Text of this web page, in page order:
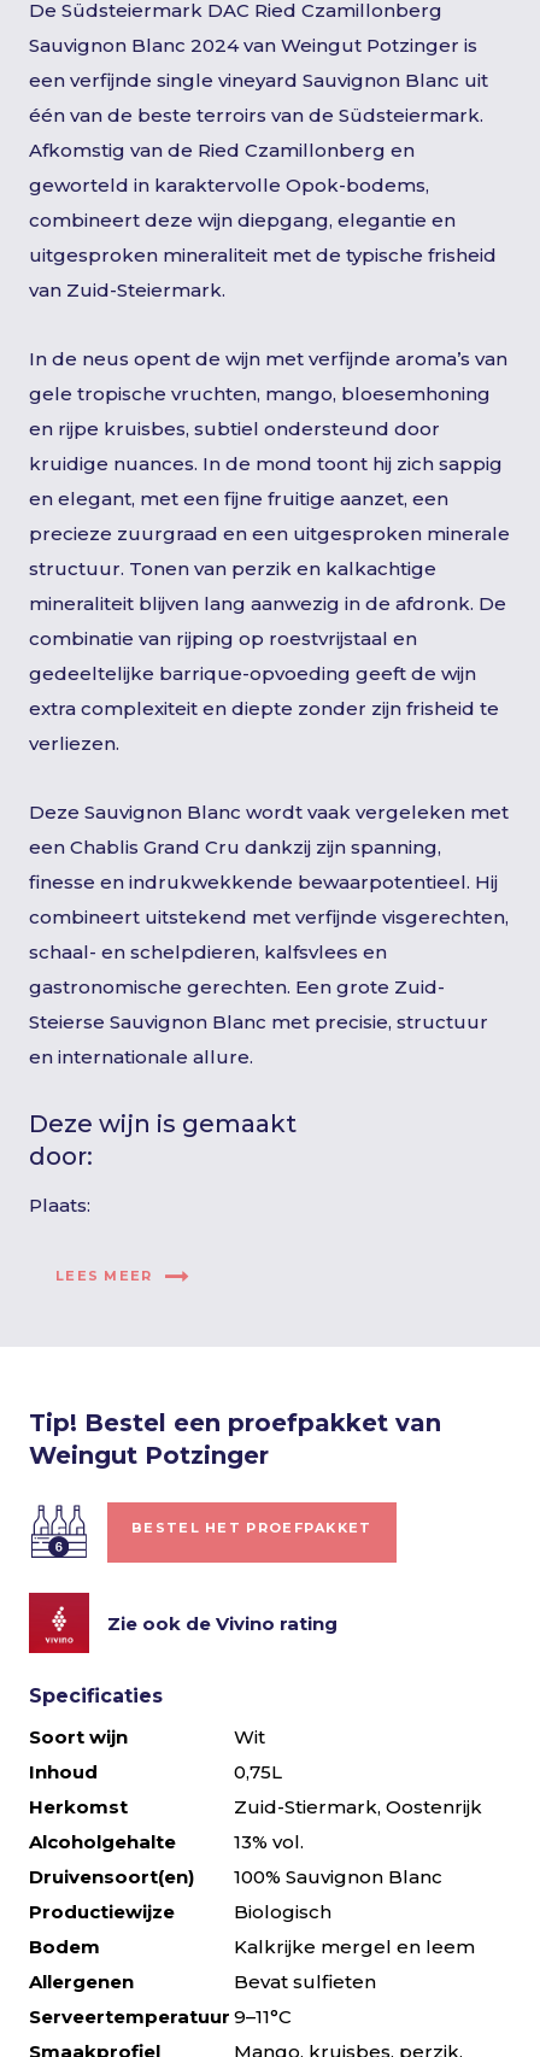
De Südsteiermark DAC Ried Czamillonberg
Sauvignon Blanc 2024 van Weingut Potzinger is
een verfijnde single vineyard Sauvignon Blanc uit
één van de beste terroirs van de Südsteiermark.
Afkomstig van de Ried Czamillonberg en
geworteld in karaktervolle Opok-bodems,
combineert deze wijn diepgang, elegantie en
uitgesproken mineraliteit met de typische frisheid
van Zuid-Steiermark.
In de neus opent de wijn met verfijnde aroma’s van
gele tropische vruchten, mango, bloesemhoning
en rijpe kruisbes, subtiel ondersteund door
kruidige nuances. In de mond toont hij zich sappig
en elegant, met een fijne fruitige aanzet, een
precieze zuurgraad en een uitgesproken minerale
structuur. Tonen van perzik en kalkachtige
mineraliteit blijven lang aanwezig in de afdronk. De
combinatie van rijping op roestvrijstaal en
gedeeltelijke barrique-opvoeding geeft de wijn
extra complexiteit en diepte zonder zijn frisheid te
verliezen.
Deze Sauvignon Blanc wordt vaak vergeleken met
een Chablis Grand Cru dankzij zijn spanning,
finesse en indrukwekkende bewaarpotentieel. Hij
combineert uitstekend met verfijnde visgerechten,
schaal- en schelpdieren, kalfsvlees en
gastronomische gerechten. Een grote Zuid-
Steierse Sauvignon Blanc met precisie, structuur
en internationale allure.
Deze wijn is gemaakt
door:
Plaats:
LEES MEER
Tip! Bestel een proefpakket van
Weingut Potzinger
BESTEL HET PROEFPAKKET
Zie ook de Vivino rating
Specificaties
Soort wijn
Wit
Inhoud
0,75L
Herkomst
Zuid-Stiermark, Oostenrijk
Alcoholgehalte
13% vol.
Druivensoort(en)
100% Sauvignon Blanc
Productiewijze
Biologisch
Bodem
Kalkrijke mergel en leem
Allergenen
Bevat sulfieten
Serveertemperatuur 9–11°C
Smaakprofiel
Mango, kruisbes, perzik,